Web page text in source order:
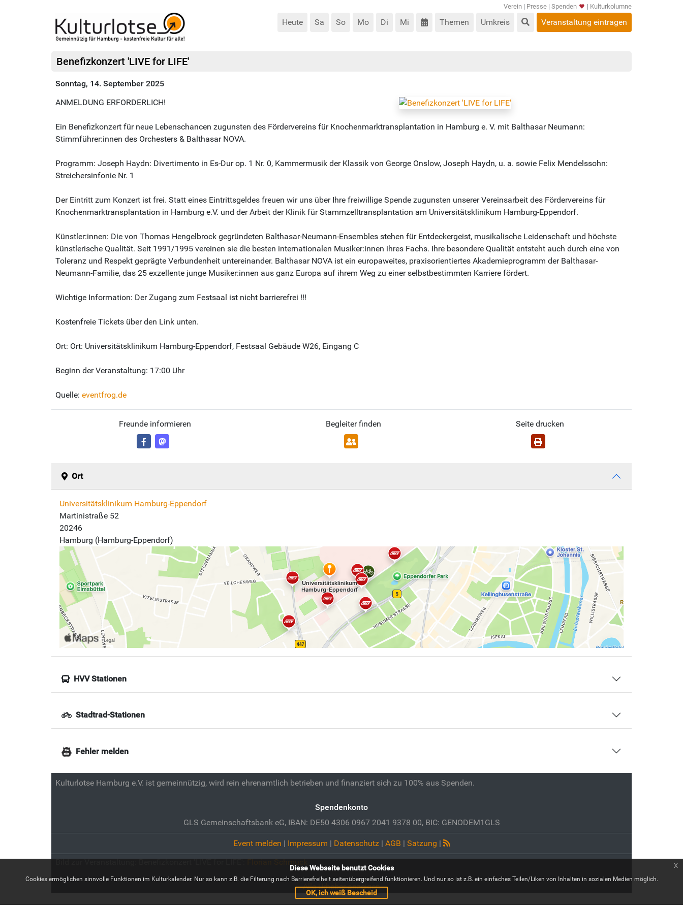
Verein | Presse | Spenden | Kulturkolumne
Heute Sa So Mo Di Mi Themen Umkreis Veranstaltung eintragen
Benefizkonzert 'LIVE for LIFE'
Sonntag, 14. September 2025
ANMELDUNG ERFORDERLICH!
Ein Benefizkonzert für neue Lebenschancen zugunsten des Fördervereins für Knochenmarktransplantation in Hamburg e. V. mit Balthasar Neumann:
Stimmführer:innen des Orchesters & Balthasar NOVA.
Programm: Joseph Haydn: Divertimento in Es-Dur op. 1 Nr. 0, Kammermusik der Klassik von George Onslow, Joseph Haydn, u. a. sowie Felix Mendelssohn:
Streichersinfonie Nr. 1
Der Eintritt zum Konzert ist frei. Statt eines Eintrittsgeldes freuen wir uns über Ihre freiwillige Spende zugunsten unserer Vereinsarbeit des Fördervereins für
Knochenmarktransplantation in Hamburg e.V. und der Arbeit der Klinik für Stammzelltransplantation am Universitätsklinikum Hamburg-Eppendorf.
Künstler:innen: Die von Thomas Hengelbrock gegründeten Balthasar-Neumann-Ensembles stehen für Entdeckergeist, musikalische Leidenschaft und höchste
künstlerische Qualität. Seit 1991/1995 vereinen sie die besten internationalen Musiker:innen ihres Fachs. Ihre besondere Qualität entsteht auch durch eine von
Toleranz und Respekt geprägte Verbundenheit untereinander. Balthasar NOVA ist ein europaweites, praxisorientiertes Akademieprogramm der Balthasar-
Neumann-Familie, das 25 exzellente junge Musiker:innen aus ganz Europa auf ihrem Weg zu einer selbstbestimmten Karriere fördert.
Wichtige Information: Der Zugang zum Festsaal ist nicht barrierefrei !!!
Kostenfreie Tickets über den Link unten.
Ort: Ort: Universitätsklinikum Hamburg-Eppendorf, Festsaal Gebäude W26, Eingang C
Beginn der Veranstaltung: 17:00 Uhr
Quelle: eventfrog.de
Freunde informieren Begleiter finden Seite drucken
Ort
Universitätsklinikum Hamburg-Eppendorf
Martinistraße 52
20246
Hamburg (Hamburg-Eppendorf)
HVV Stationen
Stadtrad-Stationen
Fehler melden
Kulturlotse Hamburg e.V. ist gemeinnützig, wird rein ehrenamtlich betrieben und finanziert sich zu 100% aus Spenden.
Spendenkonto
GLS Gemeinschaftsbank eG, IBAN: DE50 4306 0967 2041 9378 00, BIC: GENODEM1GLS
Event melden | Impressum | Datenschutz| AGB | Satzung |
Bild zur Veranstaltung:Benefizkonzert 'LIVE for LIFE':Florian Schmuck
Alle Urheber anzeigen
Diese Webseite benutzt Cookies
Cookies ermöglichen sinnvolle Funktionen im Kulturkalender. Nur so kann z.B. die Filterung nach Barrierefreiheit seitenübergreifend funktionieren. Und nur so ist z.B. ein einfaches Teilen/Liken von Inhalten in sozialen Medien möglich.
OK, ich weiß Bescheid
x